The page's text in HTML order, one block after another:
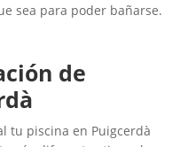
sea para poder bañarse.
de
tu piscina en Puigcerdà